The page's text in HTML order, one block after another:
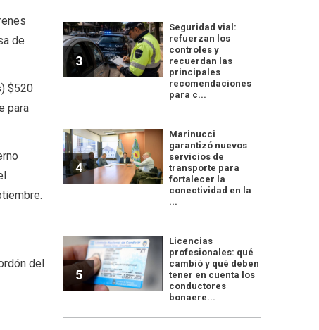
de
$520
para
del
3
Seguridad vial:
refuerzan los
controles y
recuerdan las
principales
recomendaciones
para c...
4
Marinucci
garantizó nuevos
servicios de
transporte para
fortalecer la
conectividad en la
...
5
Licencias
profesionales: qué
cambió y qué deben
tener en cuenta los
conductores
bonaere...